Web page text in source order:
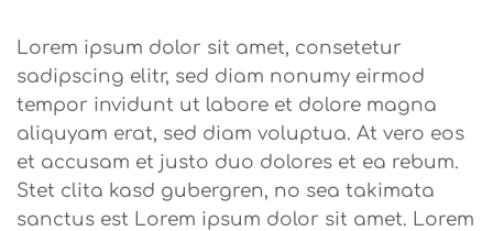
Lorem ipsum dolor sit amet, consetetur
sadipscing elitr, sed diam nonumy eirmod
tempor invidunt ut labore et dolore magna
aliquyam erat, sed diam voluptua. At vero eos
et accusam et justo duo dolores et ea rebum.
Stet clita kasd gubergren, no sea takimata
sanctus est Lorem ipsum dolor sit amet. Lorem